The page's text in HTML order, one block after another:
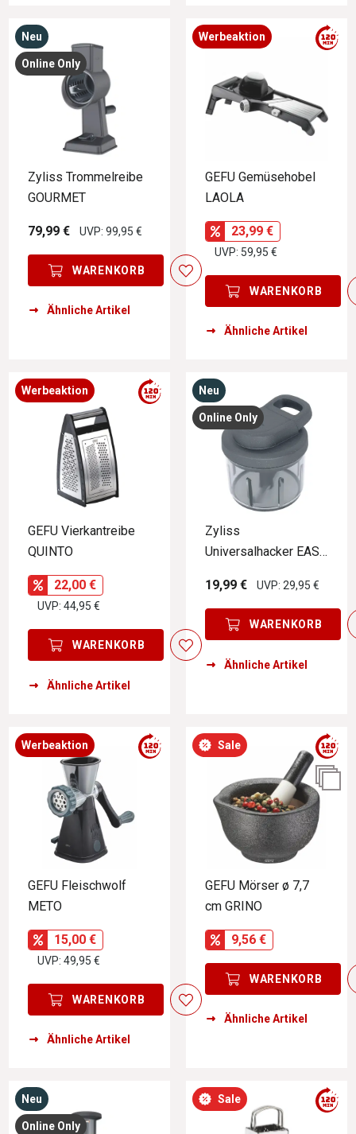
Neu
Online Only
Zyliss Trommelreibe
GOURMET
79,99 € UVP: 99,95 €
WARENKORB
Ähnliche Artikel
Werbeaktion
GEFU Gemüsehobel
LAOLA
23,99 €
UVP: 59,95 €
WARENKORB
Ähnliche Artikel
Werbeaktion
GEFU Vierkantreibe
QUINTO
22,00 €
UVP: 44,95 €
WARENKORB
Ähnliche Artikel
Neu
Online Only
Zyliss
Universalhacker EASY
19,99 €
UVP: 29,95 €
WARENKORB
Ähnliche Artikel
Werbeaktion
GEFU Fleischwolf
METO
15,00 €
UVP: 49,95 €
WARENKORB
Ähnliche Artikel
Sale
GEFU Mörser ø 7,7
cm GRINO
9,56 €
WARENKORB
Ähnliche Artikel
Neu
Online Only
Sale